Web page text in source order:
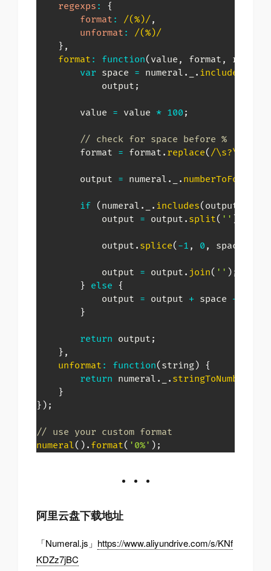
regexps :
{
format : /(%)/,
unformat : /(%)/
} ,
format : function( value , format ,
var space = numeral . . includes
            output
;
        value
= value * 100 ;
// check for space before %
        format
= format . replace( /\s?\%
        output
= numeral . . numberToFormat
if ( numeral . . includes( output
            output
= output . split( '' )
            output
. splice( -1 , 0 , space
            output
= output . join( '' ) ;
} else {
            output
= output + space +
}
return output ;
} ,
unformat : function( string) {
return numeral . . stringToNumber
}
} ) ;
// use your custom format
numeral( ) . format( '0%' ) ;
阿里云盘下载地址
「Numeral.js」 https://www.aliyundrive.com/s/KNf
KDZz7jBC